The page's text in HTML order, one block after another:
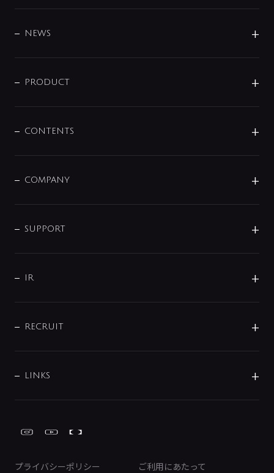
プライバシーポリシー ご利用にあたって
DESIGN
NEWS
商品に関して
その他
PRODUCT
センサー・タッチ水栓
単水栓
分岐
配管システム
バス・空調周辺用品
トイレ周辺用品
CONTENTS
じぶんシャワーが見つかる
COMPANY
企業理念
会社概要
事業所案内
SUPPORT
よくあるご質問
データダウンロード
みらいエコ住宅2026事業
IR
IRニュース
IRライブラリ
RECRUIT
募集要項
LINKS